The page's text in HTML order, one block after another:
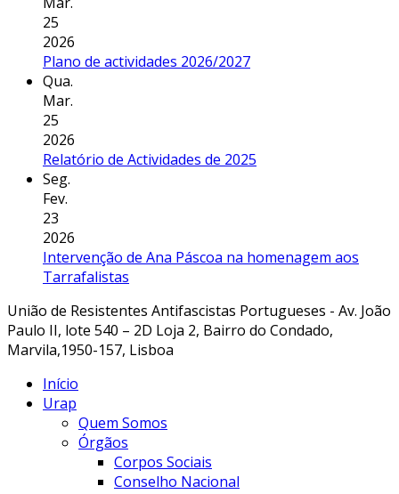
25
2026
Plano de actividades 2026/2027
Qua.
Mar.
25
2026
Relatório de Actividades de 2025
Seg.
Fev.
23
2026
Intervenção de Ana Páscoa na homenagem aos
Tarrafalistas
União de Resistentes Antifascistas Portugueses - Av. João
Paulo II, lote 540 – 2D Loja 2, Bairro do Condado,
Marvila,1950-157, Lisboa
Início
Urap
Quem Somos
Órgãos
Corpos Sociais
Conselho Nacional